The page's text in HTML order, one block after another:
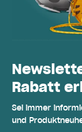
Rabatt
Sei immer
und